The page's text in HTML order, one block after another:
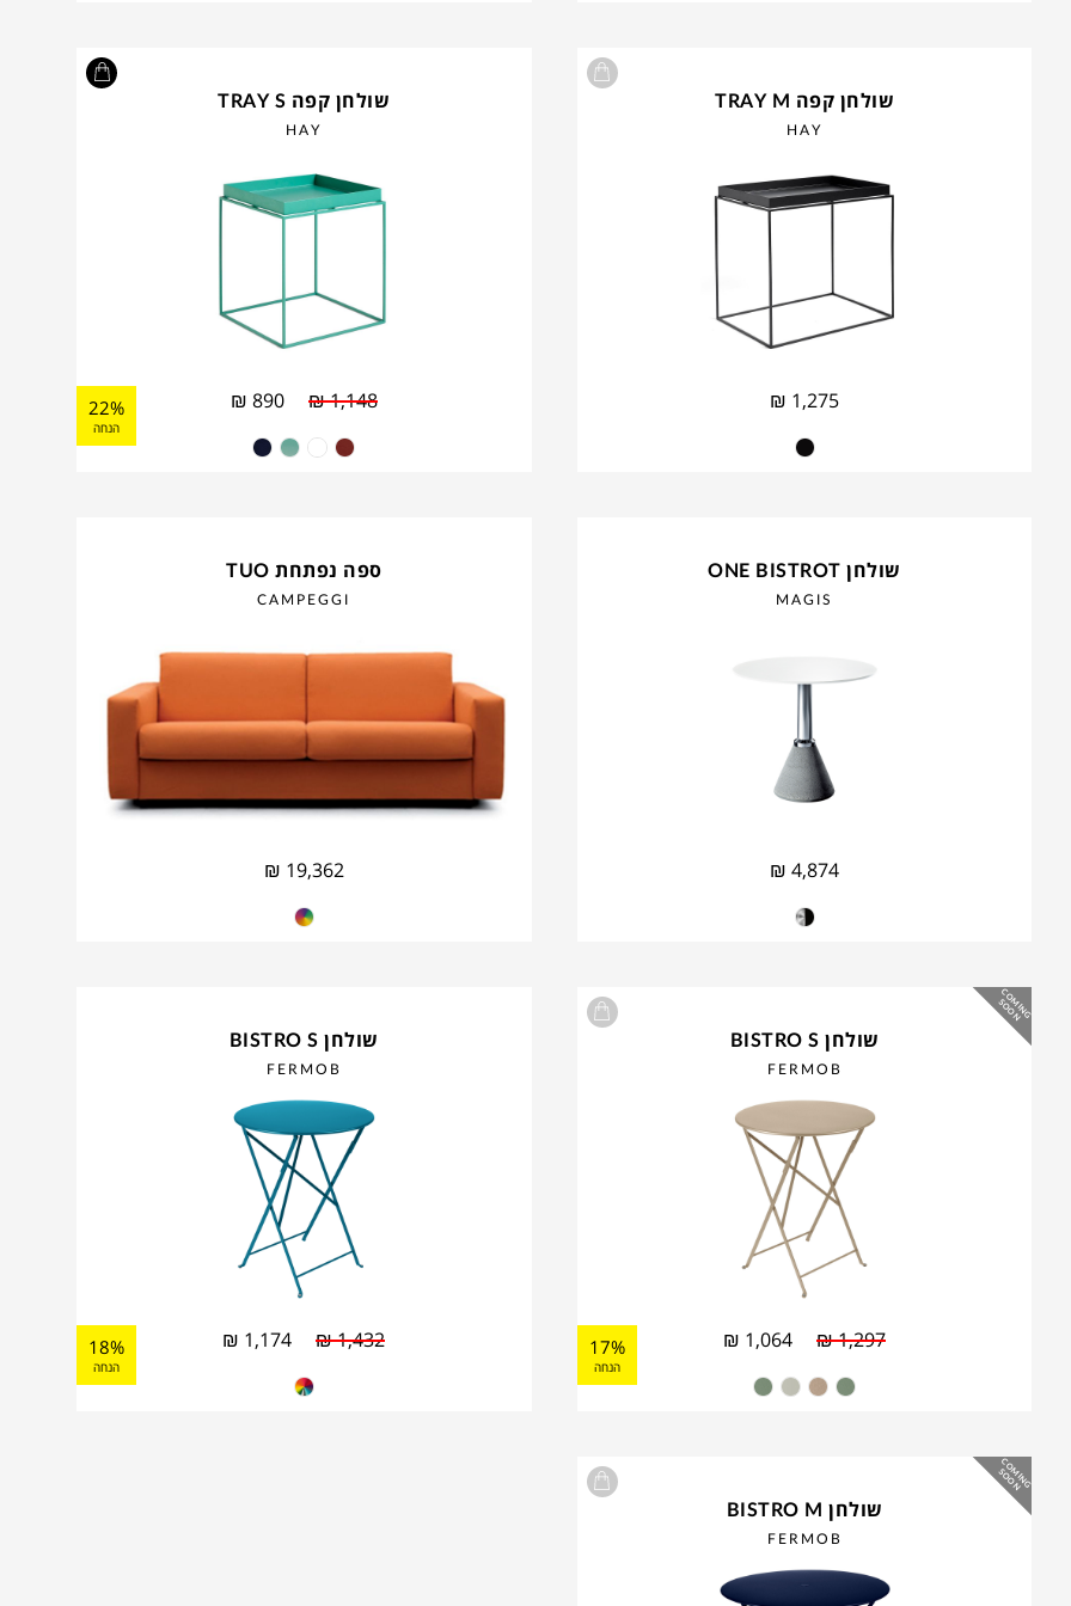
שולחן קפה TRAY M
HAY
₪ 1,275
שולחן קפה TRAY S
HAY
₪1,148
₪ 890
22%
הנחה
שולחן ONE BISTROT
MAGIS
₪ 4,874
ספה נפתחת TUO
CAMPEGGI
₪ 19,362
C
O
M
IN
G
S
O
O
N
שולחן BISTRO S
FERMOB
₪1,297
₪ 1,064
17%
הנחה
שולחן BISTRO S
FERMOB
₪1,432
₪ 1,174
18%
הנחה
C
O
M
IN
G
S
O
O
N
שולחן BISTRO M
FERMOB